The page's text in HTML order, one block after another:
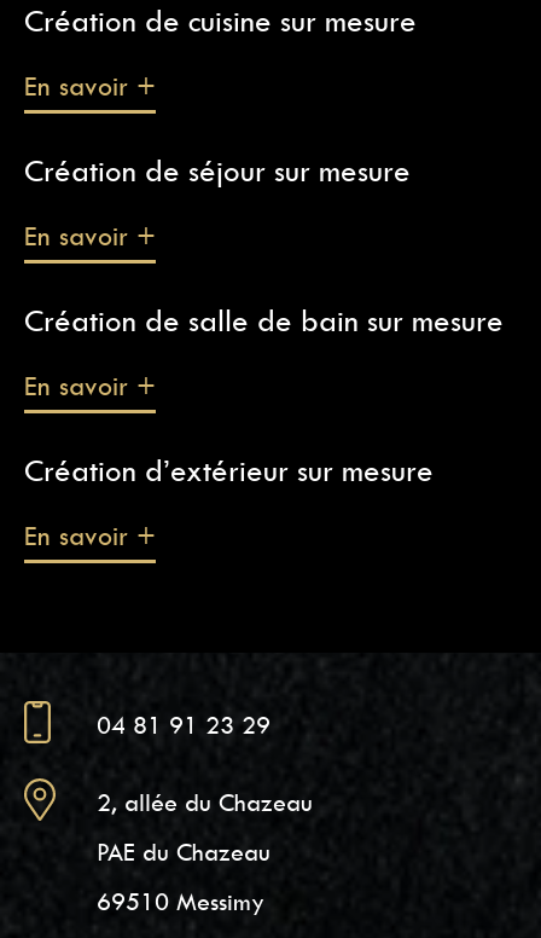
Création de cuisine sur mesure
En savoir +
Création de séjour sur mesure
En savoir +
Création de salle de bain sur mesure
En savoir +
Création d’extérieur sur mesure
En savoir +
04 81 91 23 29
2, allée du Chazeau
PAE du Chazeau
69510 Messimy